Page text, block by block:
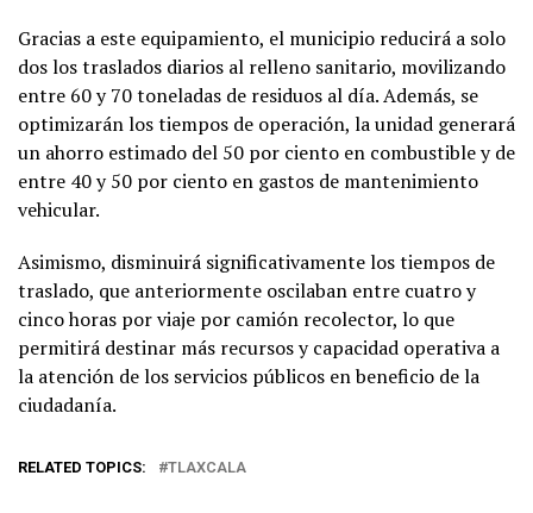
Gracias a este equipamiento, el municipio reducirá a solo
dos los traslados diarios al relleno sanitario, movilizando
entre 60 y 70 toneladas de residuos al día. Además, se
optimizarán los tiempos de operación, la unidad generará
un ahorro estimado del 50 por ciento en combustible y de
entre 40 y 50 por ciento en gastos de mantenimiento
vehicular.
Asimismo, disminuirá significativamente los tiempos de
traslado, que anteriormente oscilaban entre cuatro y
cinco horas por viaje por camión recolector, lo que
permitirá destinar más recursos y capacidad operativa a
la atención de los servicios públicos en beneficio de la
ciudadanía.
RELATED TOPICS: TLAXCALA